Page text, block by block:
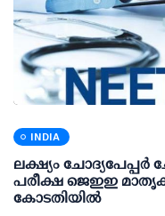
INDIA
ലക്ഷ്യം ചോദ്യപേപ്പര്‍
പരീക്ഷ ജെഇഇ
കോടതിയില്‍